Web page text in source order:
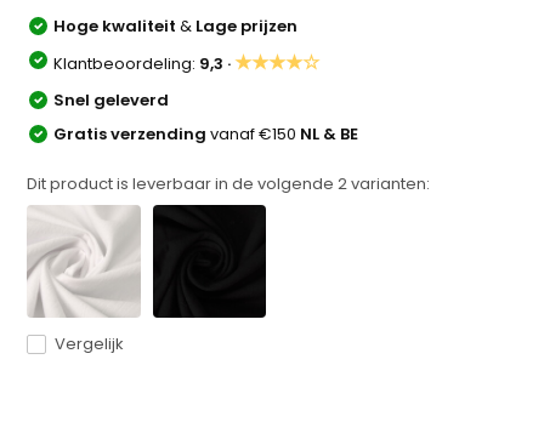
Hoge kwaliteit& Lage prijzen
Klantbeoordeling: 9,3 ·★★★★☆
Snel geleverd
Gratis verzendingvanaf €150 NL & BE
Dit product is leverbaar in de volgende2varianten:
Vergelijk